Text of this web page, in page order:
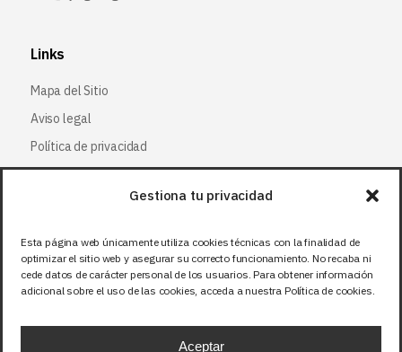
Gestiona tu privacidad
Esta página web únicamente utiliza cookies técnicas con la finalidad de
optimizar el sitio web y asegurar su correcto funcionamiento. No recaba ni
cede datos de carácter personal de los usuarios. Para obtener información
adicional sobre el uso de las cookies, acceda a nuestra Política de cookies.
Aceptar
Links
Mapa del Sitio
Aviso legal
Política de privacidad
Política de cookies
Síguenos
Facebook
X (Twitter)
Instagram